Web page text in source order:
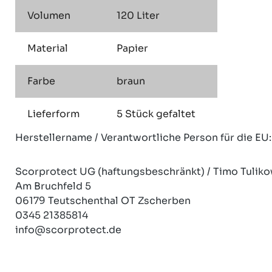
Volumen 120 Liter
Material Papier
Farbe braun
Lieferform
5 Stück gefaltet
Herstellername / Verantwortliche Person für die EU:
Scorprotect UG (haftungsbeschränkt) / Timo
Am Bruchfeld 5
06179 Teutschenthal OT Zscherben
0345 21385814
info@scorprotect.de